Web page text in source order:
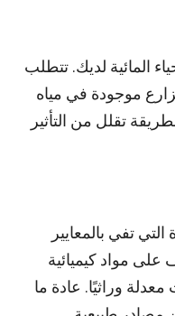
المائية لديك. تتطلب
موجودة في مياه
تقلل من التأثير
تفي بالمعايير
على مواد كيميائية
وراثيًا. عادة ما